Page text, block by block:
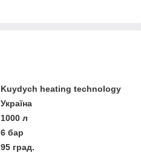
Kuydych heating technology
Україна
1000 л
6 бар
95 град.